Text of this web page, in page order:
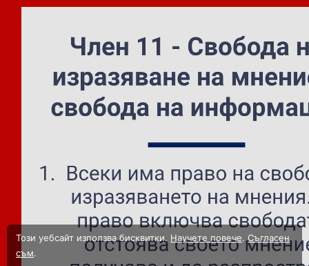
Този уебсайт използва бисквитки. Научете повече. Съгласен
съм.